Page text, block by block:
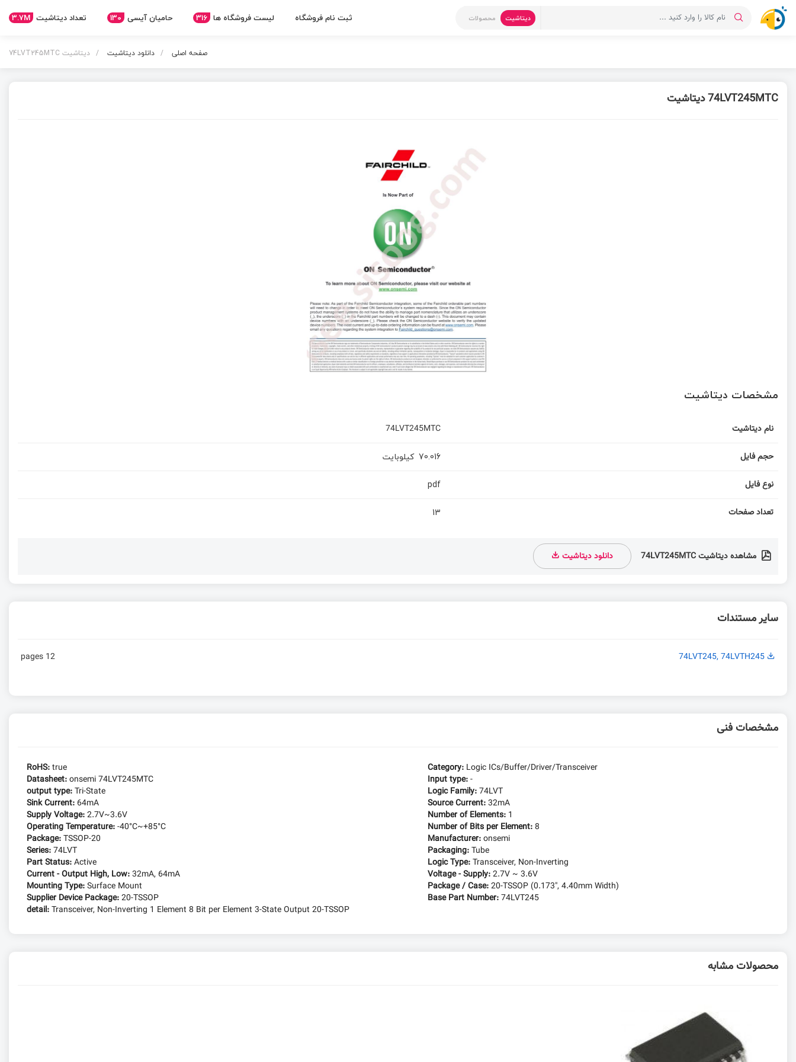
دیتاشیت محصولات ثبت نام فروشگاه لیست فروشگاه ها 316 حامیان آیسی 130 تعداد دیتاشیت 3.7M
صفحه اصلی دانلود دیتاشیت دیتاشیت 74LVT245MTC
74LVT245MTC دیتاشیت
مشخصات دیتاشیت
نام دیتاشیت 74LVT245MTC
حجم فایل 70.016 کیلوبایت
نوع فایل pdf
تعداد صفحات 13
مشاهده دیتاشیت 74LVT245MTC دانلود دیتاشیت
سایر مستندات
74LVT245, 74LVTH245
12 pages
مشخصات فنی
RoHS:true Category: Logic ICs/Buffer/Driver/Transceiver
Datasheet:onsemi 74LVT245MTC Input type:-
output type:Tri-State Logic Family:74LVT
Sink Current: 64mA Source Current:32mA
Supply Voltage:2.7V~3.6V Number of Elements: 1
Operating Temperature:-40°C~+85°C Number of Bits per Element:8
Package:TSSOP-20 Manufacturer:onsemi
Series:74LVT Packaging:Tube
Part Status:Active Logic Type:Transceiver, Non-Inverting
Current - Output High, Low:32mA, 64mA Voltage - Supply:2.7V ~ 3.6V
Mounting Type:Surface Mount Package / Case:20-TSSOP (0.173", 4.40mm Width)
Supplier Device Package:20-TSSOP Base Part Number:74LVT245
detail:Transceiver, Non-Inverting 1 Element 8 Bit per Element 3-State Output 20-TSSOP
محصولات مشابه